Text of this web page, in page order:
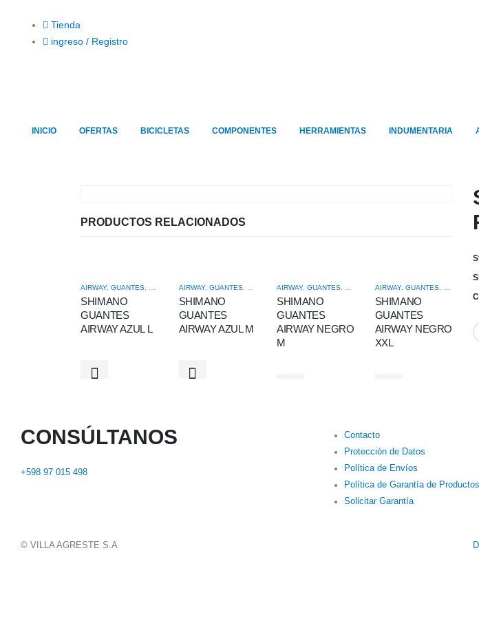
Tienda
ingreso / Registro
INICIO OFERTAS BICICLETAS COMPONENTES HERRAMIENTAS INDUMENTARIA
PRODUCTOS RELACIONADOS
AIRWAY, GUANTES
SHIMANO
GUANTES
AIRWAY AZUL L
AIRWAY, GUANTES, HOMBRE
SHIMANO
GUANTES
AIRWAY AZUL M
AIRWAY, GUANTES
SHIMANO
GUANTES
AIRWAY NEGRO
M
AIRWAY, GUANTES,
SHIMANO
GUANTES
AIRWAY NEGRO
XXL
CONSÚLTANOS
+598 97 015 498
Contacto
Protección de Datos
Política de Envíos
Política de Garantía de Productos
Solicitar Garantía
© VILLA AGRESTE S.A